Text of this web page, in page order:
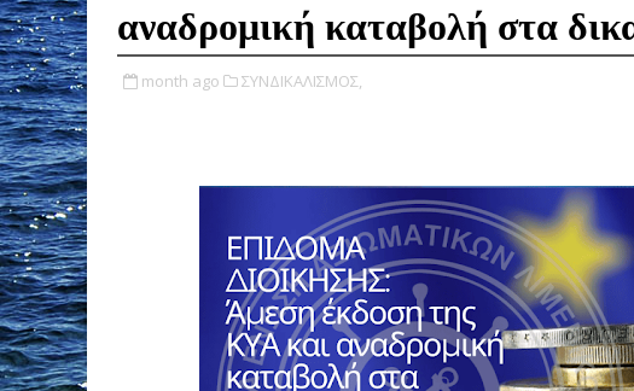
αναδρομική καταβολή στα
month ago ΣΥΝΔΙΚΑΛΙΣΜΟΣ,